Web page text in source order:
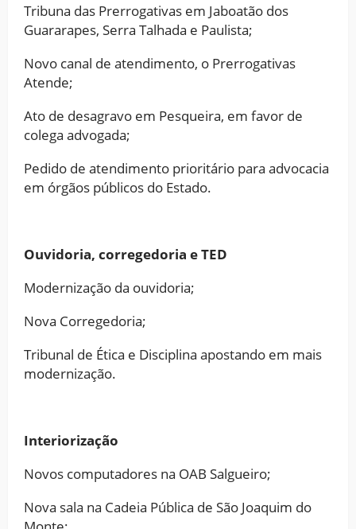
Tribuna das Prerrogativas em Jaboatão dos
Guararapes, Serra Talhada e Paulista;
Novo canal de atendimento, o Prerrogativas
Atende;
Ato de desagravo em Pesqueira, em favor de
colega advogada;
Pedido de atendimento prioritário para advocacia
em órgãos públicos do Estado.
Ouvidoria, corregedoria e TED
Modernização da ouvidoria;
Nova Corregedoria;
Tribunal de Ética e Disciplina apostando em mais
modernização.
Interiorização
Novos computadores na OAB Salgueiro;
Nova sala na Cadeia Pública de São Joaquim do